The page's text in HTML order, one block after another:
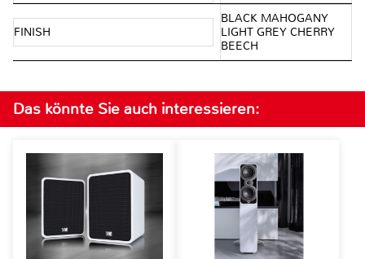
FINISH
BLACK MAHOGANY
LIGHT GREY CHERRY
BEECH
Das könnte Sie auch interessieren: